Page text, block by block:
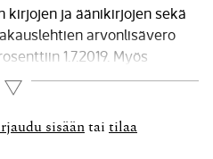
kirjojen ja äänikirjojen sekä
arvonlisävero
1.7.2019. Myös
suoritettava vero
sekä musiikki-
julkaisujen ja
vero on muutoksen
Lue lisää
sisään tai tilaa